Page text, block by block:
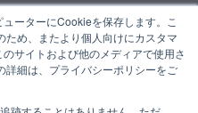
ーターにCookieを保存します。こ
め、またより個人向けにカスタマ
サイトおよび他のメディアで使用さ
細は、プライバシーポリシーをご
Y
o
u
t
I
n
s
t
I
n
s
t